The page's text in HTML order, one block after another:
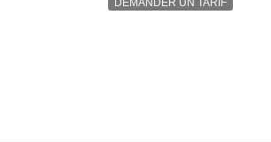
DEMANDER UN TARIF